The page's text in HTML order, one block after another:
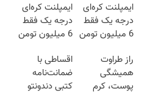
ایمپلنت کره‌ای
درجه یک فقط
6 میلیون تومن
ایمپلنت کره‌ای
درجه یک فقط
6 میلیون تومن
راز طراوت
همیشگی
پوست، کرم
اقساطی با
ضمانت‌نامه
کتبی دندونتو